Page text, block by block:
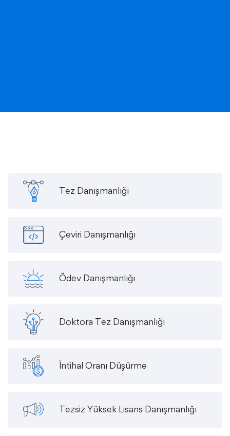
Tez Danışmanlığı
Çeviri Danışmanlığı
Ödev Danışmanlığı
Doktora Tez Danışmanlığı
İntihal Oranı Düşürme
Tezsiz Yüksek Lisans Danışmanlığı